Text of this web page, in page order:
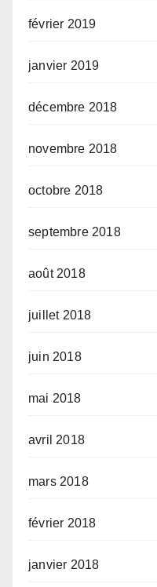
février 2019
janvier 2019
décembre 2018
novembre 2018
octobre 2018
septembre 2018
août 2018
juillet 2018
juin 2018
mai 2018
avril 2018
mars 2018
février 2018
janvier 2018